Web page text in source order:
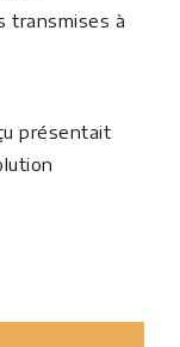
transmises à
présentait